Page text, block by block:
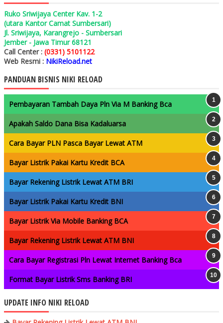
Ruko Sriwijaya Center Kav. 1-2
(utara Kantor Camat Sumbersari)
Jl. Sriwijaya, Karangrejo - Sumbersari
Jember - Jawa Timur 68121
Call Center : (0331) 5101122
Web Resmi : NikiReload.net
PANDUAN BISNIS NIKI RELOAD
Pembayaran Tambah Daya Pln Via M Banking Bca
Apakah Saldo Dana Bisa Kadaluarsa
Cara Bayar PLN Pasca Bayar Lewat ATM
Bayar Listrik Pakai Kartu Kredit BCA
Bayar Rekening Listrik Lewat ATM BRI
Bayar Listrik Pakai Kartu Kredit BNI
Bayar Listrik Via Mobile Banking BCA
Bayar Rekening Listrik Lewat ATM BNI
Cara Bayar Registrasi Pln Lewat Internet Banking Bca
Format Bayar Listrik Sms Banking BRI
UPDATE INFO NIKI RELOAD